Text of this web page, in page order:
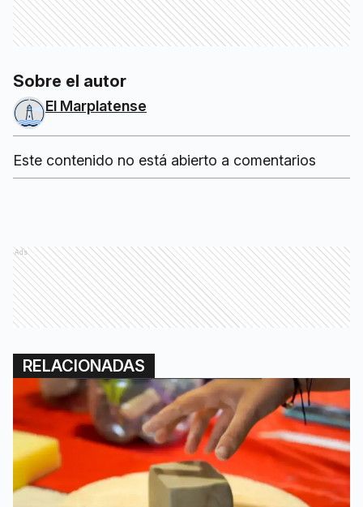
Sobre el autor
El Marplatense
Este contenido no está abierto a comentarios
Ads
RELACIONADAS